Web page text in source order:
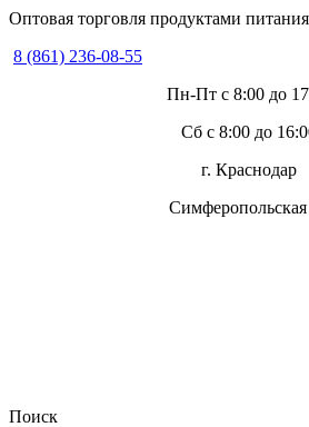
Оптовая торговля продуктами питания
8 (861) 236-08-55
Пн-Пт с 8:00 до
Сб с 8:00 до
г. Краснодар
Симферопольская
Поиск